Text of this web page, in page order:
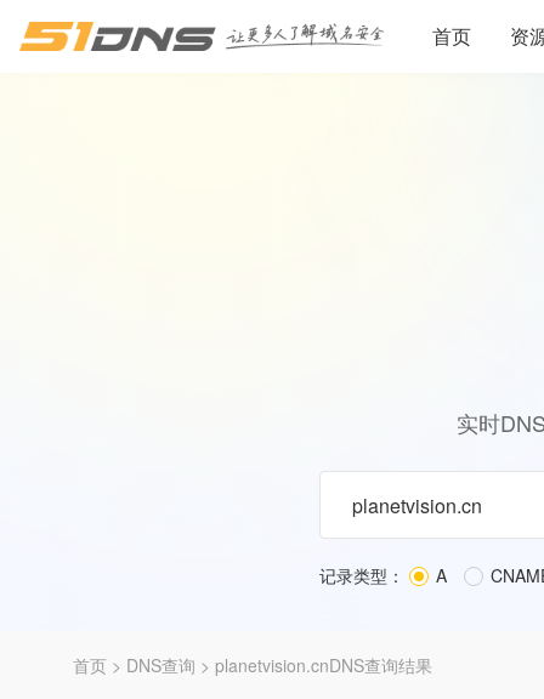
首页 资
实时
记录类型： A
首页 > DNS查询 > planetvision.cnDNS查询结果